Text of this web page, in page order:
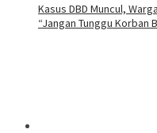
Kasus DBD Muncul,
“Jangan Tunggu Korban